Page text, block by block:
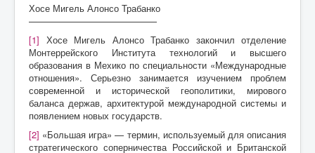
Хосе Мигель Алонсо Трабанко
——————————————
[1] Хосе Мигель Алонсо Трабанко закончил отделение
Монтеррейского Института технологий и высшего
образования в Мехико по специальности «Международные
отношения». Серьезно занимается изучением проблем
современной и исторической геополитики, мирового
баланса держав, архитектурой международной системы и
появлением новых государств.
[2] «Большая игра» — термин, используемый для описания
стратегического соперничества Российской и Британской